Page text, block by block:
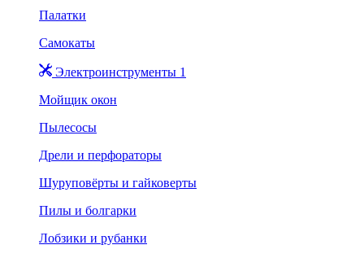
Палатки
Самокаты
Электроинструменты 1
Мойщик окон
Пылесосы
Дрели и перфораторы
Шуруповёрты и гайковерты
Пилы и болгарки
Лобзики и рубанки